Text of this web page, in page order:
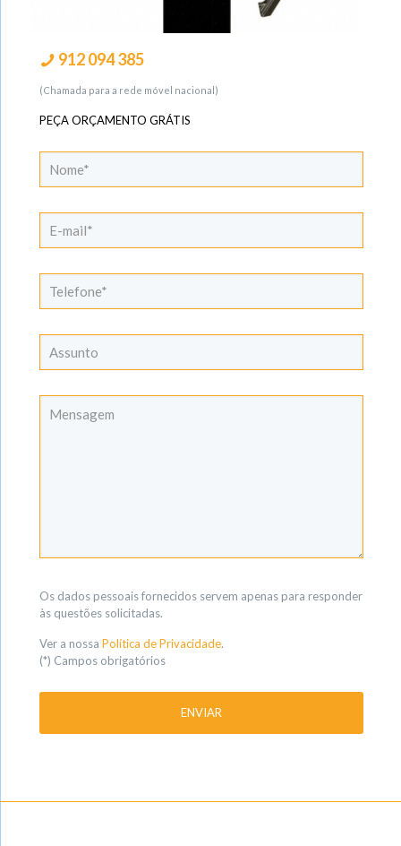
912 094 385
(Chamada para a rede móvel nacional)
PEÇA ORÇAMENTO GRÁTIS
Os dados pessoais fornecidos servem apenas para responder
às questões solicitadas.
Ver a nossa Política de Privacidade.
(*) Campos obrigatórios